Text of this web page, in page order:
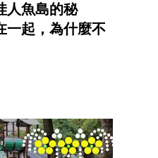
人魚島的秘
一起，為什麼不